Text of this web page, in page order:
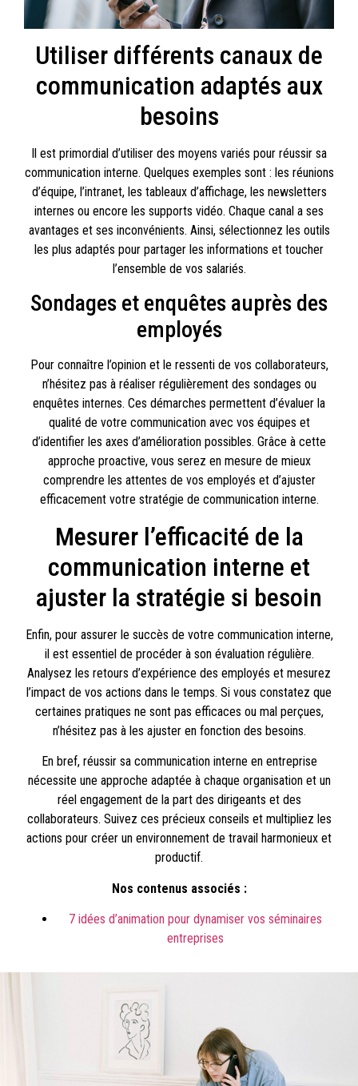
Utiliser différents canaux de
communication adaptés aux
besoins
Il est primordial d’utiliser des moyens variés pour réussir sa
communication interne. Quelques exemples sont : les réunions
d’équipe, l’intranet, les tableaux d’affichage, les newsletters
internes ou encore les supports vidéo. Chaque canal a ses
avantages et ses inconvénients. Ainsi, sélectionnez les outils
les plus adaptés pour partager les informations et toucher
l’ensemble de vos salariés.
Sondages et enquêtes auprès des
employés
Pour connaître l’opinion et le ressenti de vos collaborateurs,
n’hésitez pas à réaliser régulièrement des sondages ou
enquêtes internes. Ces démarches permettent d’évaluer la
qualité de votre communication avec vos équipes et
d’identifier les axes d’amélioration possibles. Grâce à cette
approche proactive, vous serez en mesure de mieux
comprendre les attentes de vos employés et d’ajuster
efficacement votre stratégie de communication interne.
Mesurer l’efficacité de la
communication interne et
ajuster la stratégie si besoin
Enfin, pour assurer le succès de votre communication interne,
il est essentiel de procéder à son évaluation régulière.
Analysez les retours d’expérience des employés et mesurez
l’impact de vos actions dans le temps. Si vous constatez que
certaines pratiques ne sont pas efficaces ou mal perçues,
n’hésitez pas à les ajuster en fonction des besoins.
En bref, réussir sa communication interne en entreprise
nécessite une approche adaptée à chaque organisation et un
réel engagement de la part des dirigeants et des
collaborateurs. Suivez ces précieux conseils et multipliez les
actions pour créer un environnement de travail harmonieux et
productif.
Nos contenus associés :
7 idées d’animation pour dynamiser vos séminaires
entreprises